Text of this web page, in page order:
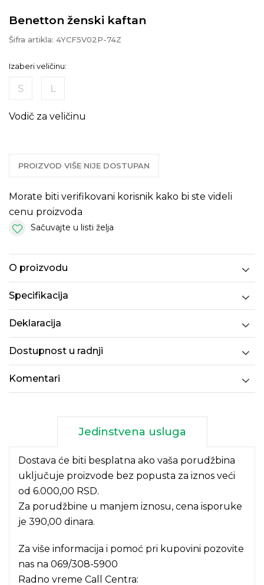
Benetton ženski kaftan
Šifra artikla: 4YCF5V02P-74Z
Izaberi veličinu:
S L
Vodič za veličinu
PROIZVOD VIŠE NIJE DOSTUPAN
Morate biti verifikovani korisnik kako bi ste videli
cenu proizvoda
Sačuvajte u listi želja
O proizvodu
Specifikacija
Deklaracija
Dostupnost u radnji
Komentari
Jedinstvena usluga
Dostava će biti besplatna ako vaša porudžbina
uključuje proizvode bez popusta za iznos veći
od 6.000,00 RSD.
Za porudžbine u manjem iznosu, cena isporuke
je 390,00 dinara.
Za više informacija i pomoć pri kupovini pozovite
nas na 069/308-5900
Radno vreme Call Centra: